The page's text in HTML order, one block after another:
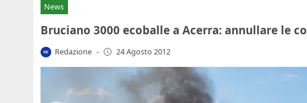
News
Bruciano 3000 ecoballe a Acerra: annullare le
Redazione - 24 Agosto 2012